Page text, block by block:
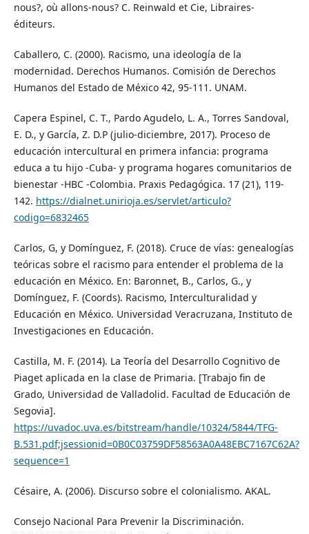
nous?, où allons-nous? C. Reinwald et Cie, Libraires-
éditeurs.
Caballero, C. (2000). Racismo, una ideología de la
modernidad. Derechos Humanos. Comisión de Derechos
Humanos del Estado de México 42, 95-111. UNAM.
Capera Espinel, C. T., Pardo Agudelo, L. A., Torres Sandoval,
E. D., y García, Z. D.P (julio-diciembre, 2017). Proceso de
educación intercultural en primera infancia: programa
educa a tu hijo -Cuba- y programa hogares comunitarios de
bienestar -HBC -Colombia. Praxis Pedagógica. 17 (21), 119-
142. https://dialnet.unirioja.es/servlet/articulo?
codigo=6832465
Carlos, G, y Domínguez, F. (2018). Cruce de vías: genealogías
teóricas sobre el racismo para entender el problema de la
educación en México. En: Baronnet, B., Carlos, G., y
Domínguez, F. (Coords). Racismo, Interculturalidad y
Educación en México. Universidad Veracruzana, Instituto de
Investigaciones en Educación.
Castilla, M. F. (2014). La Teoría del Desarrollo Cognitivo de
Piaget aplicada en la clase de Primaria. [Trabajo fin de
Grado, Universidad de Valladolid. Facultad de Educación de
Segovia].
https://uvadoc.uva.es/bitstream/handle/10324/5844/TFG-
B.531.pdf;jsessionid=0B0C03759DF58563A0A48EBC7167C62A?
sequence=1
Césaire, A. (2006). Discurso sobre el colonialismo. AKAL.
Consejo Nacional Para Prevenir la Discriminación.